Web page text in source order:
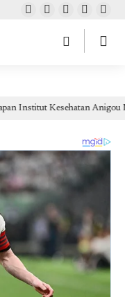
=> {
["Product"], isPartOfProductId:
Anigou Nabire,